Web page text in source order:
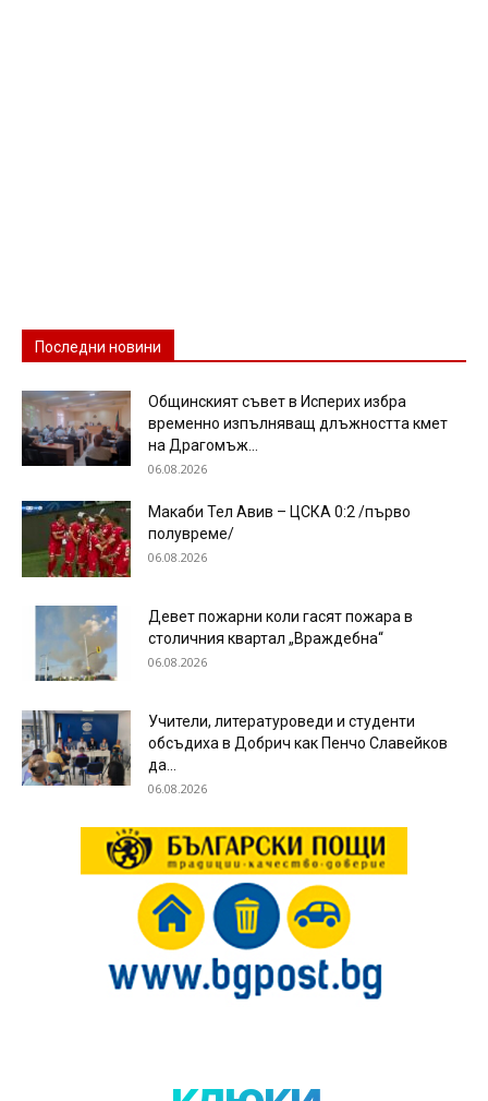
Последни новини
Общинският съвет в Исперих избра
временно изпълняващ длъжността кмет
на Драгомъж...
06.08.2026
Макаби Тел Авив – ЦСКА 0:2 /първо
полувреме/
06.08.2026
Девет пожарни коли гасят пожара в
столичния квартал „Враждебна“
06.08.2026
Учители, литературоведи и студенти
обсъдиха в Добрич как Пенчо Славейков
да...
06.08.2026